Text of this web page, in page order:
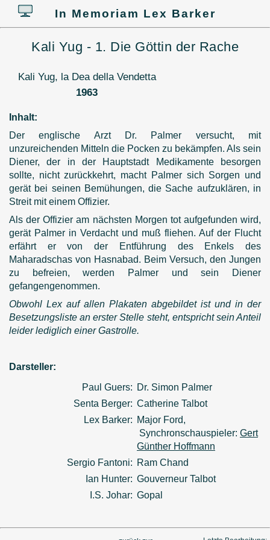
In Memoriam Lex Barker
Kali Yug - 1. Die Göttin der Rache
Kali Yug, la Dea della Vendetta
1963
Inhalt:
Der englische Arzt Dr. Palmer versucht, mit
unzureichenden Mitteln die Pocken zu bekämpfen. Als sein
Diener, der in der Hauptstadt Medikamente besorgen
sollte, nicht zurückkehrt, macht Palmer sich Sorgen und
gerät bei seinen Bemühungen, die Sache aufzuklären, in
Streit mit einem Offizier.
Als der Offizier am nächsten Morgen tot aufgefunden wird,
gerät Palmer in Verdacht und muß fliehen. Auf der Flucht
erfährt er von der Entführung des Enkels des
Maharadschas von Hasnabad. Beim Versuch, den Jungen
zu befreien, werden Palmer und sein Diener
gefangengenommen.
Obwohl Lex auf allen Plakaten abgebildet ist und in der
Besetzungsliste an erster Stelle steht, entspricht sein Anteil
leider lediglich einer Gastrolle.
Darsteller:
Paul Guers: Dr. Simon Palmer
Senta Berger: Catherine Talbot
Lex Barker: Major Ford,
Synchronschauspieler: Gert
Günther Hoffmann
Sergio Fantoni: Ram Chand
Ian Hunter: Gouverneur Talbot
I.S. Johar: Gopal